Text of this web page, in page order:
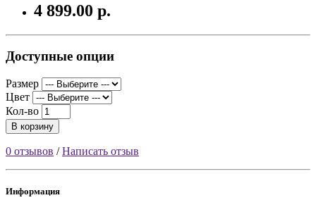
4 899.00 р.
Доступные опции
Размер
Цвет
Кол-во
В корзину
0 отзывов /Написать отзыв
Информация